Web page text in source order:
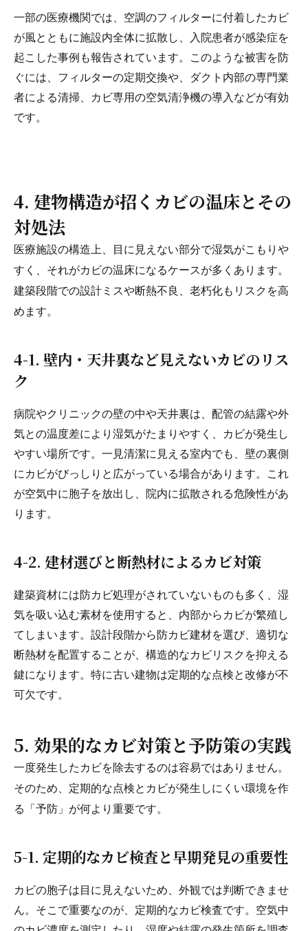
一部の医療機関では、空調のフィルターに付着したカビ
が風とともに施設内全体に拡散し、入院患者が感染症を
起こした事例も報告されています。このような被害を防
ぐには、フィルターの定期交換や、ダクト内部の専門業
者による清掃、カビ専用の空気清浄機の導入などが有効
です。
4. 建物構造が招くカビの温床とその
対処法
医療施設の構造上、目に見えない部分で湿気がこもりや
すく、それがカビの温床になるケースが多くあります。
建築段階での設計ミスや断熱不良、老朽化もリスクを高
めます。
4-1. 壁内・天井裏など見えないカビのリス
ク
病院やクリニックの壁の中や天井裏は、配管の結露や外
気との温度差により湿気がたまりやすく、カビが発生し
やすい場所です。一見清潔に見える室内でも、壁の裏側
にカビがびっしりと広がっている場合があります。これ
が空気中に胞子を放出し、院内に拡散される危険性があ
ります。
4-2. 建材選びと断熱材によるカビ対策
建築資材には防カビ処理がされていないものも多く、湿
気を吸い込む素材を使用すると、内部からカビが繁殖し
てしまいます。設計段階から防カビ建材を選び、適切な
断熱材を配置することが、構造的なカビリスクを抑える
鍵になります。特に古い建物は定期的な点検と改修が不
可欠です。
5. 効果的なカビ対策と予防策の実践
一度発生したカビを除去するのは容易ではありません。
そのため、定期的な点検とカビが発生しにくい環境を作
る「予防」が何より重要です。
5-1. 定期的なカビ検査と早期発見の重要性
カビの胞子は目に見えないため、外観では判断できませ
ん。そこで重要なのが、定期的なカビ検査です。空気中